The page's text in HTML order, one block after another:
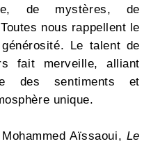
de mystères, de
nous rappellent le
Le talent de
fait merveille, alliant
des sentiments et
unique.
Aïssaoui, Le